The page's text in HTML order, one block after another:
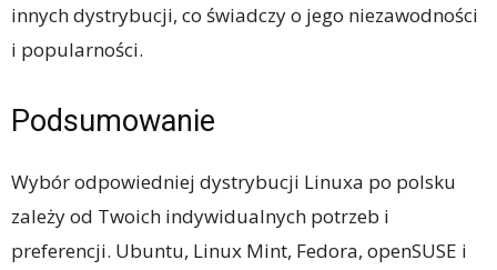
innych dystrybucji, co świadczy o jego niezawodności
i popularności.
Podsumowanie
Wybór odpowiedniej dystrybucji Linuxa po polsku
zależy od Twoich indywidualnych potrzeb i
preferencji. Ubuntu, Linux Mint, Fedora, openSUSE i